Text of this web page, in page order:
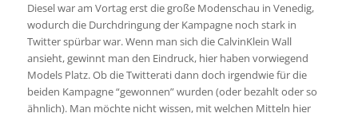
Diesel war am Vortag erst die große Modenschau in Venedig,
wodurch die Durchdringung der Kampagne noch stark in
Twitter spürbar war. Wenn man sich die CalvinKlein Wall
ansieht, gewinnt man den Eindruck, hier haben vorwiegend
Models Platz. Ob die Twitterati dann doch irgendwie für die
beiden Kampagne “gewonnen” wurden (oder bezahlt oder so
ähnlich). Man möchte nicht wissen, mit welchen Mitteln hier